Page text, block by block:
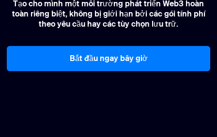
Tạo cho mình một môi trường phát triển Web3 hoàn
toàn riêng biệt, không bị giới hạn bởi các gói tính phí
theo yêu cầu hay các tùy chọn lưu trữ.
Bắt đầu ngay bây giờ